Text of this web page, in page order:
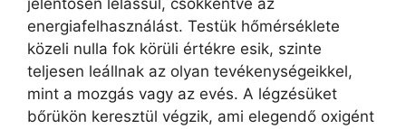
jelentősen lelassul, csökkentve az
energiafelhasználást. Testük hőmérséklete
közeli nulla fok körüli értékre esik, szinte
teljesen leállnak az olyan tevékenységeikkel,
mint a mozgás vagy az evés. A légzésüket
bőrükön keresztül végzik, ami elegendő oxigént